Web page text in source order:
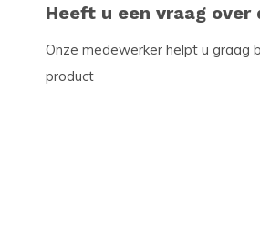
Heeft u een vraag
Onze medewerker helpt u graag
product